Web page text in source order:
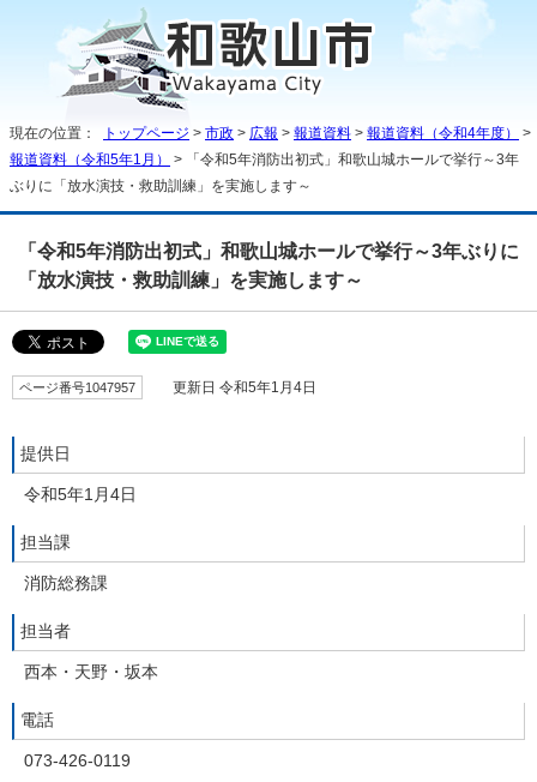
現在の位置： トップページ > 市政 > 広報 > 報道資料 > 報道資料（令和4年度）
>
報道資料（令和5年1月）
> 「令和5年消防出初式」和歌山城ホールで挙行～3年
ぶりに「放水演技・救助訓練」を実施します～
「令和5年消防出初式」和歌山城ホールで挙行～3年ぶりに
「放水演技・救助訓練」を実施します～
ページ番号1047957 更新日 令和5年1月4日
提供日
令和5年1月4日
担当課
消防総務課
担当者
西本・天野・坂本
電話
073-426-0119